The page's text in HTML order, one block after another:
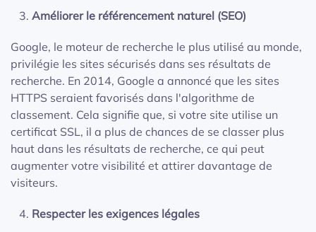
Améliorer le référencement naturel (SEO)
Google, le moteur de recherche le plus utilisé au monde,
privilégie les sites sécurisés dans ses résultats de
recherche. En 2014, Google a annoncé que les sites
HTTPS seraient favorisés dans l'algorithme de
classement. Cela signifie que, si votre site utilise un
certificat SSL, il a plus de chances de se classer plus
haut dans les résultats de recherche, ce qui peut
augmenter votre visibilité et attirer davantage de
visiteurs.
Respecter les exigences légales